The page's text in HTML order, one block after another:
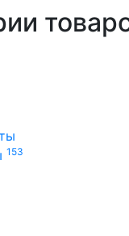
153